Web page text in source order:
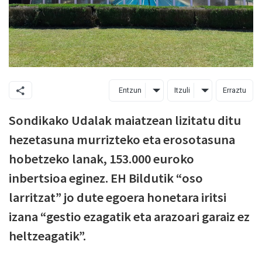
Entzun Itzuli Erraztu
Sondikako Udalak maiatzean lizitatu ditu
hezetasuna murrizteko eta erosotasuna
hobetzeko lanak, 153.000 euroko
inbertsioa eginez. EH Bildutik “oso
larritzat” jo dute egoera honetara iritsi
izana “gestio ezagatik eta arazoari garaiz ez
heltzeagatik”.